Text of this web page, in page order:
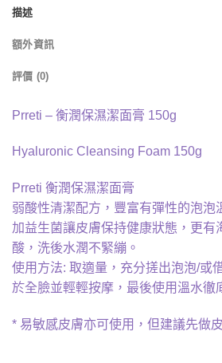
描述
額外資訊
評價 (0)
Prreti – 衡潤保濕潔面膏 150g
Hyaluronic Cleansing Foam 150g
Prreti 衡潤保濕潔面膏
弱酸性清潔配方，豐富有彈性的泡泡
加益生菌讓皮膚保持健康狀態，更有
酸，洗後水潤不緊繃。
使用方法: 取適量，充分搓出泡泡/或
於全臉並輕輕按摩，最後使用溫水徹
* 易敏感皮膚亦可使用，但建議先做